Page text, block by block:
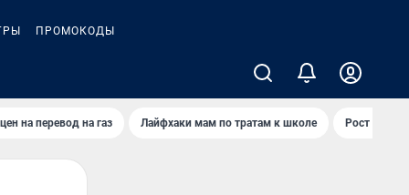
ПРОМОКОДЫ
на перевод на газ Лайфхаки мам по тратам к школе Рост цен на